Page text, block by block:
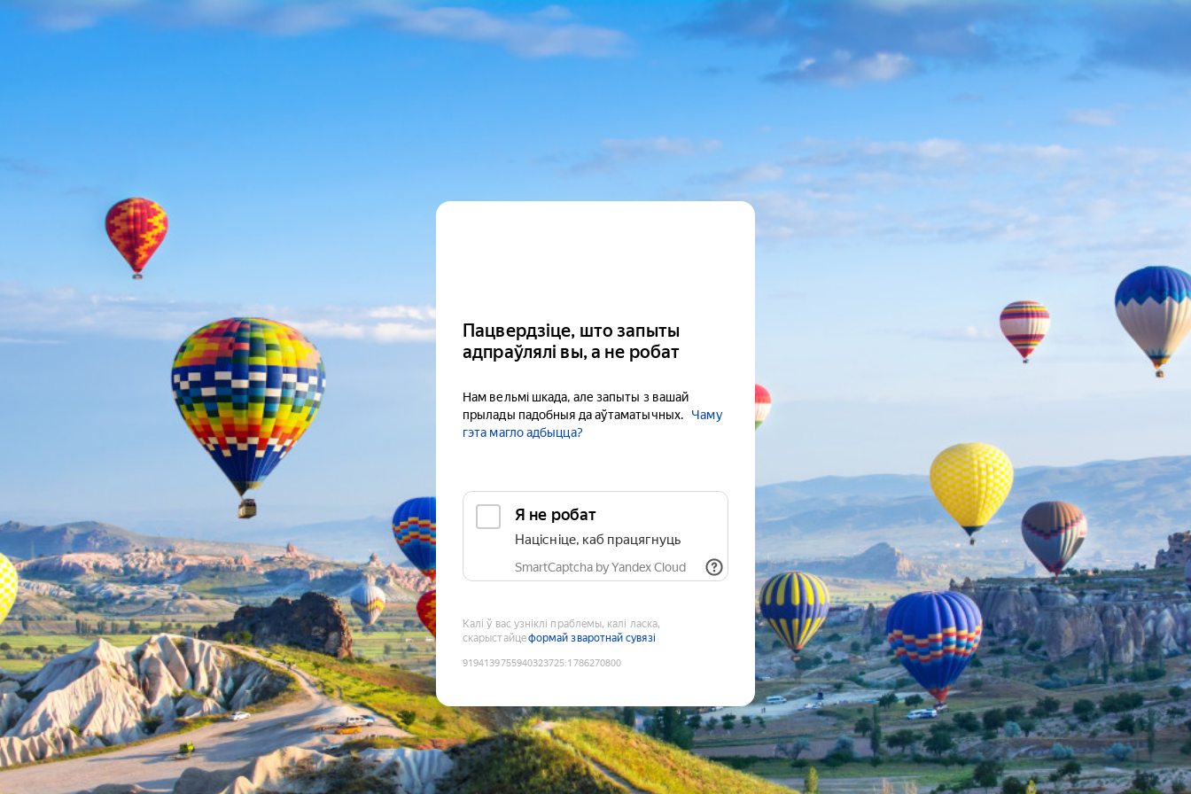
Пацвердзіце, што запыты
адпраўлялі вы, а не робат
Нам вельмі шкада, але запыты з вашай
прылады падобныя да аўтаматычных.
Чаму
гэта магло адбыцца?
Я не робат
Націсніце, каб працягнуць
SmartCaptcha by Yandex Cloud
Калі ў вас узніклі праблемы, калі ласка,
скарыстайцеформай зваротнай сувязі
9194139755940323725:1786270800